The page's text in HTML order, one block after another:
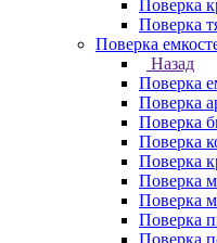
Поверка
Поверка
Поверка
Назад
Поверка
Поверка
Поверка
Поверка
Поверка
Поверка
Поверка
Поверка
Поверка